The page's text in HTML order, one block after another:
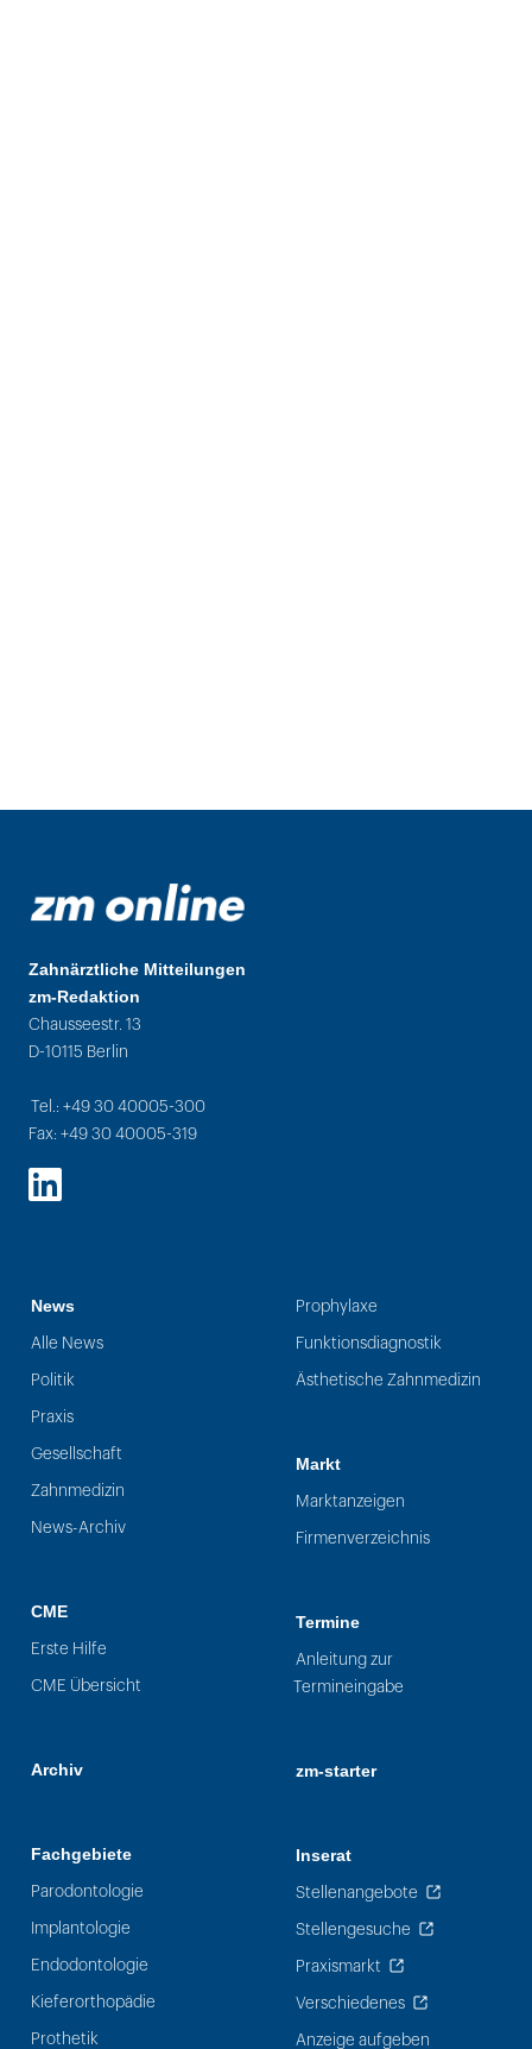
Zahnärztliche Mitteilungen
zm-Redaktion
Chausseestr. 13
D-10115 Berlin
Tel.: +49 30 40005-300
Fax: +49 30 40005-319
LinkedIn
News
Alle News
Politik
Praxis
Gesellschaft
Zahnmedizin
News-Archiv
CME
Erste Hilfe
CME Übersicht
Archiv
Fachgebiete
Parodontologie
Implantologie
Endodontologie
Kieferorthopädie
Prothetik
Prophylaxe
Funktionsdiagnostik
Ästhetische Zahnmedizin
Markt
Marktanzeigen
Firmenverzeichnis
Termine
Anleitung zur
Termineingabe
zm-starter
Inserat
Stellenangebote
Stellengesuche
Praxismarkt
Verschiedenes
Anzeige aufgeben